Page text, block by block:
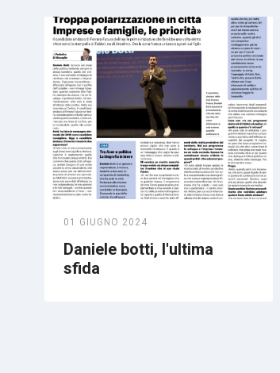
01 GIUGNO 2024
Daniele botti, l'ultima
sfida